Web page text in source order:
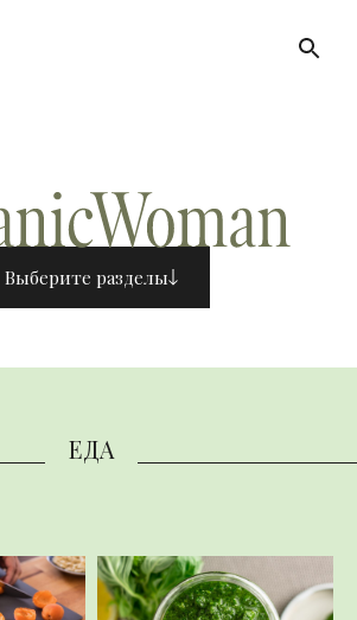
Выберите разделы
ЕДА